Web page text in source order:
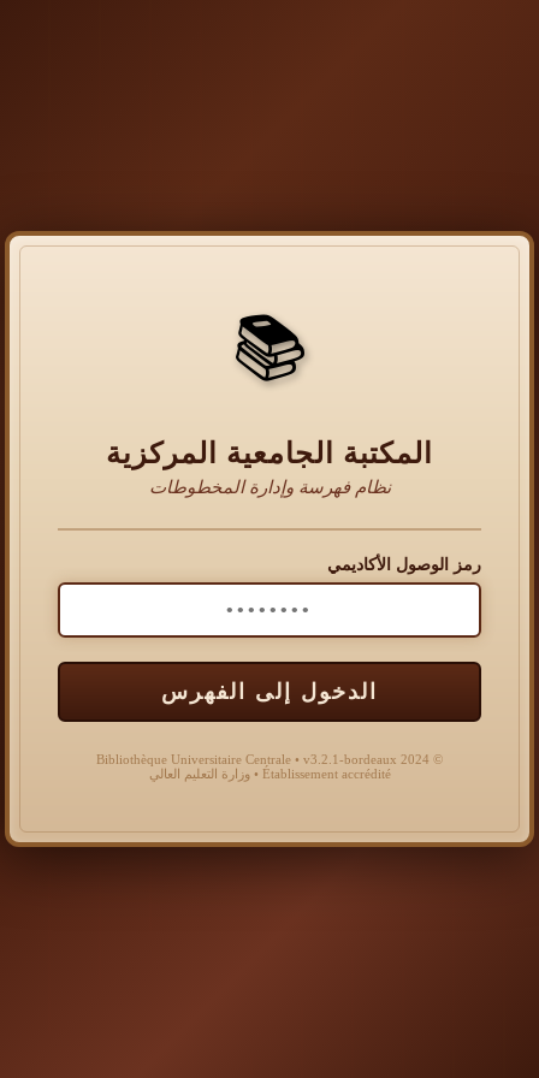
📚
المكتبة الجامعية المركزية
نظام فهرسة وإدارة المخطوطات
رمز الوصول الأكاديمي
الدخول إلى الفهرس
© 2024 Bibliothèque Universitaire Centrale • v3.2.1-bordeaux
Établissement accrédité • وزارة التعليم العالي